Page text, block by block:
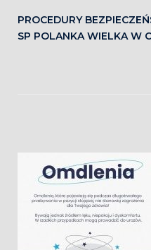
PROCEDURY
SP POLANKA WIELKA W